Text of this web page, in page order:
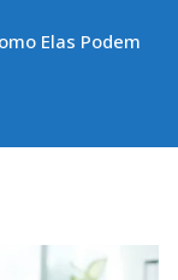
Elas Podem